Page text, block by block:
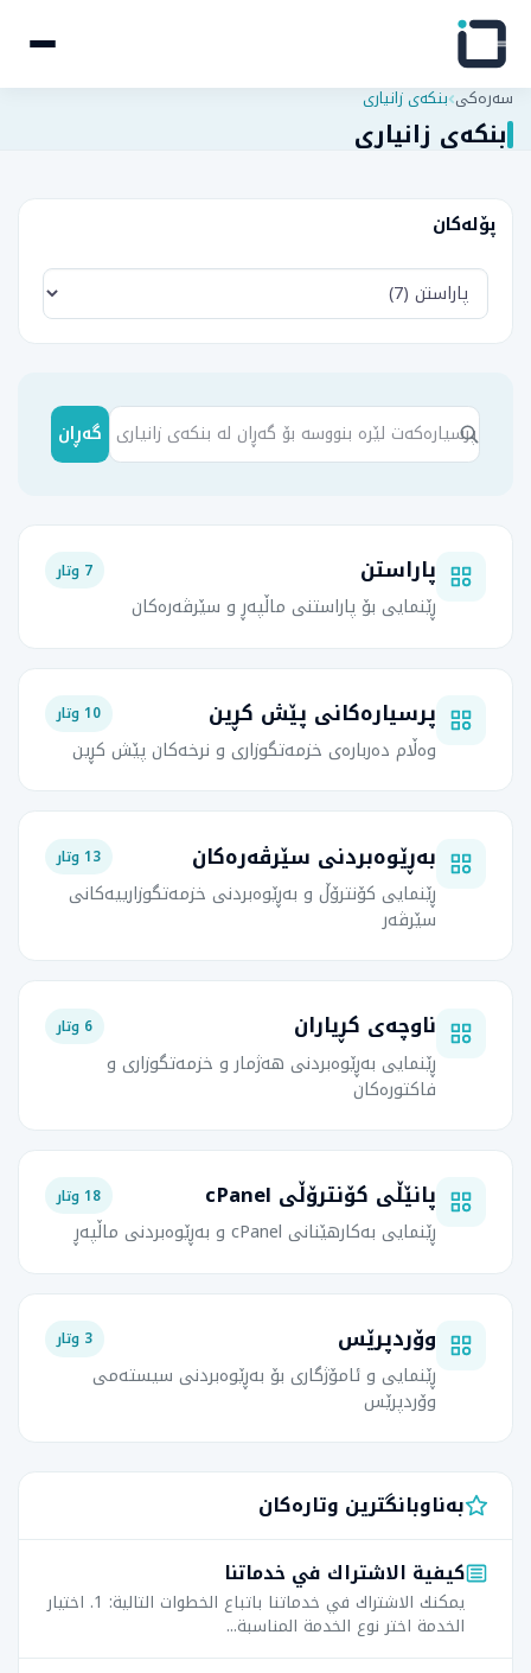
سەرەکی بنکەی زانیاری
بنکەی زانیاری
پۆلەکان
گەڕان
پاراستن 7 وتار
ڕێنمایی بۆ پاراستنی ماڵپەڕ و سێرڤەرەکان
پرسیارەکانی پێش کڕین 10 وتار
وەڵام دەربارەی خزمەتگوزاری و نرخەکان پێش کڕین
بەڕێوەبردنی سێرڤەرەکان 13 وتار
ڕێنمایی کۆنترۆڵ و بەڕێوەبردنی خزمەتگوزارییەکانی
سێرڤەر
ناوچەی کڕیاران 6 وتار
ڕێنمایی بەڕێوەبردنی هەژمار و خزمەتگوزاری و
فاکتورەکان
پانێڵی کۆنترۆڵی cPanel 18 وتار
ڕێنمایی بەکارهێنانی cPanel و بەڕێوەبردنی ماڵپەڕ
وۆردپرێس 3 وتار
ڕێنمایی و ئامۆژگاری بۆ بەڕێوەبردنی سیستەمی
وۆردپرێس
بەناوبانگترین وتارەکان
كيفية الاشتراك في خدماتنا
يمكنك الاشتراك في خدماتنا باتباع الخطوات التالية: 1. اختيار
الخدمة اختر نوع الخدمة المناسبة...